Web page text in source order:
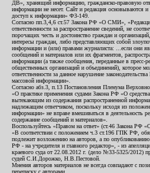
ДВ», хранящий информацию, гражданско-правовую
информации не несет. Сайт и редакция основываются
доступ к информации» ФЗ-149.
Согласно пп.3,4,6 ст.57 Закона РФ «О СМИ»,
ответственности за распространение сведений, не
порочащих честь и достоинство граждан и
интересы граждан, либо представляющих собой
информации и (или) правами журналиста: ...если они
сообщений и материалов или их фрагментов,
информации (а также сообщения, переданные в пресс-
общественных организаций и объединений), которое
ответственности за данное нарушение
массовой информации».
Согласно абз.3, п.13 Постановления Пленума
«О практике применения судами Закона РФ «О
вытекающим из содержания распространенной
надлежащим ответчиком, поскольку исходя из
информации» не вправе вмешиваться в деятельность
содержание сообщений и материалов».
Воспользуйтесь «Правом на ответ» (ст.46 Закона РФ
«В соответствии с положением ч.3 ст.196 ГПК РФ,
подлежит возложению на авторов, а по
РФ - на учредителя и главного редактор», - из
краевого суда от 22.08.2012 г. (дело №33-5325/2012)
судей С.И.Дорожко, Н.В.Пестовой.
Мнения авторов материалов не всегда совпадают с
переписку с авторами.